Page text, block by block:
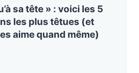
sa tête » : voici les 5
les plus têtues (et
aime quand même)